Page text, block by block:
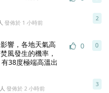
發佈於 1 小時前
2
響，各地天氣高
風發生的機率，
38度極端高溫出
0
發佈於 2 小時前
3
0